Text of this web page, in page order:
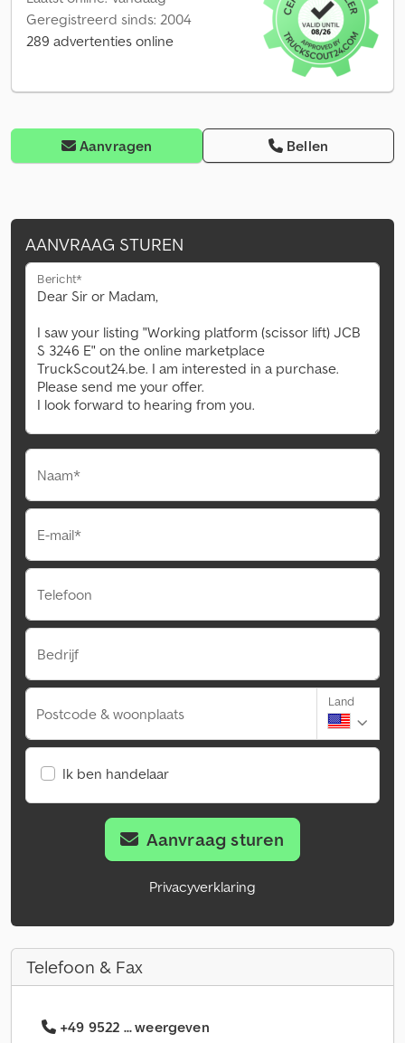
Geregistreerd sinds: 2004
289 advertenties online
Aanvragen Bellen
AANVRAAG STUREN
Bericht*
Naam*
E-mail*
Telefoon
Bedrijf
Postcode & woonplaats
Land
Ik ben handelaar
Aanvraag sturen
Privacyverklaring
Telefoon & Fax
+49 9522 ... weergeven